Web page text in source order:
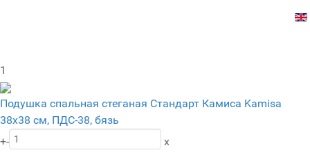
1
Подушка спальная стеганая Стандарт Камиса Kamisa
38х38 см, ПДС-38, бязь
+-
x